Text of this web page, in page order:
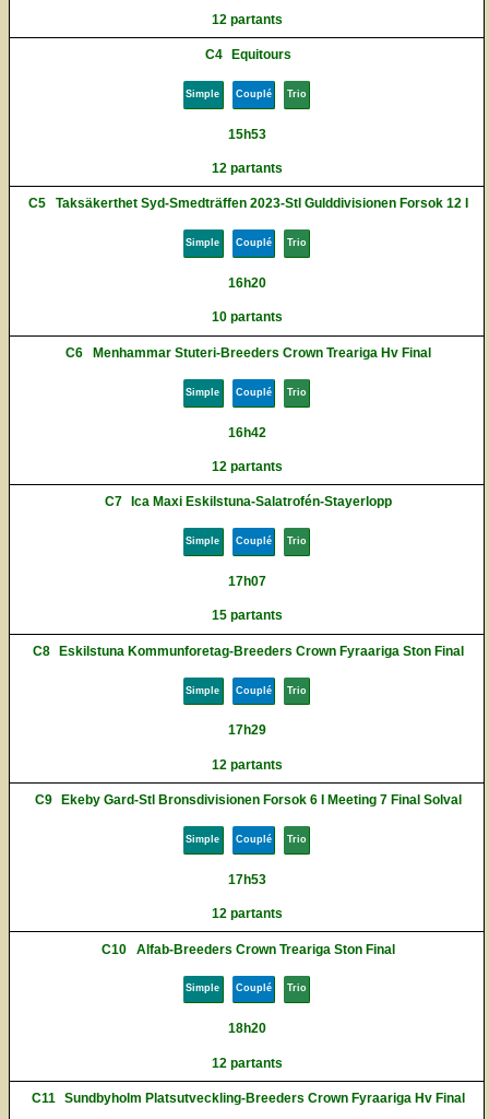
12 partants
C4 Equitours
Simple Couplé Trio
15h53
12 partants
C5 Taksäkerthet Syd-Smedträffen 2023-Stl Gulddivisionen Forsok 12 I
Simple Couplé Trio
16h20
10 partants
C6 Menhammar Stuteri-Breeders Crown Treariga Hv Final
Simple Couplé Trio
16h42
12 partants
C7 Ica Maxi Eskilstuna-Salatrofén-Stayerlopp
Simple Couplé Trio
17h07
15 partants
C8 Eskilstuna Kommunforetag-Breeders Crown Fyraariga Ston Final
Simple Couplé Trio
17h29
12 partants
C9 Ekeby Gard-Stl Bronsdivisionen Forsok 6 I Meeting 7 Final Solval
Simple Couplé Trio
17h53
12 partants
C10 Alfab-Breeders Crown Treariga Ston Final
Simple Couplé Trio
18h20
12 partants
C11 Sundbyholm Platsutveckling-Breeders Crown Fyraariga Hv Final